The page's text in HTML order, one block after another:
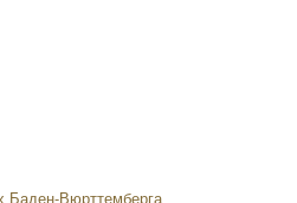
Баден-Вюрттемберга